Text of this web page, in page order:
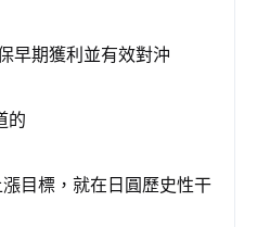
早期獲利並有效對沖
的
目標，就在日圓歷史性干